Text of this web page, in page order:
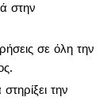
στην
σε όλη την
την